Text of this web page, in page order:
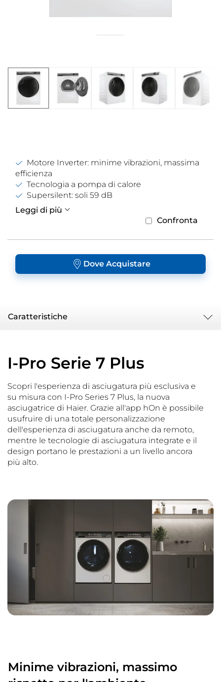
Motore Inverter: minime vibrazioni, massima
efficienza
Tecnologia a pompa di calore
Supersilent: soli 59 dB
Leggi di più
Confronta
Dove Acquistare
Caratteristiche
I-Pro Serie 7 Plus
Scopri l'esperienza di asciugatura più esclusiva e
su misura con I-Pro Series 7 Plus, la nuova
asciugatrice di Haier. Grazie all'app hOn è possibile
usufruire di una totale personalizzazione
dell'esperienza di asciugatura anche da remoto,
mentre le tecnologie di asciugatura integrate e il
design portano le prestazioni a un livello ancora
più alto.
Minime vibrazioni, massimo